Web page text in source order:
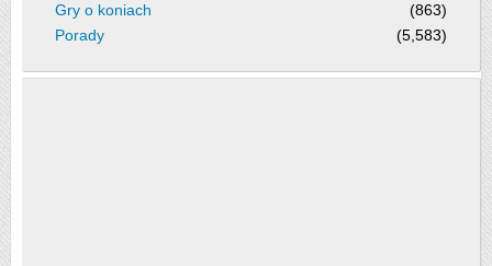
Gry o koniach
(863)
Porady
(5,583)